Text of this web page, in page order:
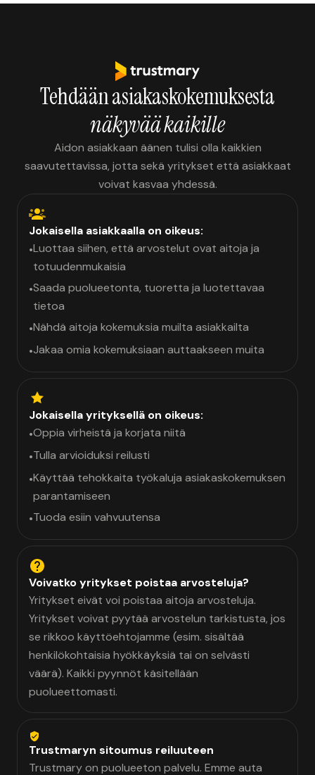
Tehdään asiakaskokemuksesta
näkyvää kaikille
Aidon asiakkaan äänen tulisi olla kaikkien
saavutettavissa, jotta sekä yritykset että asiakkaat
voivat kasvaa yhdessä.
Jokaisella asiakkaalla on oikeus:
•Luottaa siihen, että arvostelut ovat aitoja ja
totuudenmukaisia
•Saada puolueetonta, tuoretta ja luotettavaa
tietoa
•Nähdä aitoja kokemuksia muilta asiakkailta
•Jakaa omia kokemuksiaan auttaakseen muita
Jokaisella yrityksellä on oikeus:
•Oppia virheistä ja korjata niitä
•Tulla arvioiduksi reilusti
•Käyttää tehokkaita työkaluja asiakaskokemuksen
parantamiseen
•Tuoda esiin vahvuutensa
Voivatko yritykset poistaa arvosteluja?
Yritykset eivät voi poistaa aitoja arvosteluja.
Yritykset voivat pyytää arvostelun tarkistusta, jos
se rikkoo käyttöehtojamme (esim. sisältää
henkilökohtaisia hyökkäyksiä tai on selvästi
väärä). Kaikki pyynnöt käsitellään
puolueettomasti.
Trustmaryn sitoumus reiluuteen
Trustmary on puolueeton palvelu. Emme auta